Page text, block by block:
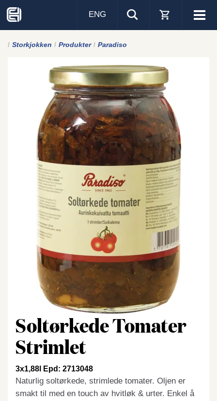
Visa
ENG
Storkjokken Produkter Paradiso
Soltørkede Tomater
Strimlet
3x1,88l Epd: 2713048
Naturlig soltørkede, strimlede tomater. Oljen er
smakt til med en touch av hvitløk & urter. Enkel å